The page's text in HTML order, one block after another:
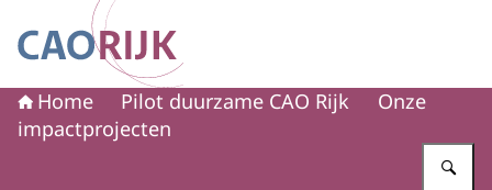
Naar de homepage van CAO Rijk
Home Pilot duurzame CAO Rijk
Onze
impactprojecten